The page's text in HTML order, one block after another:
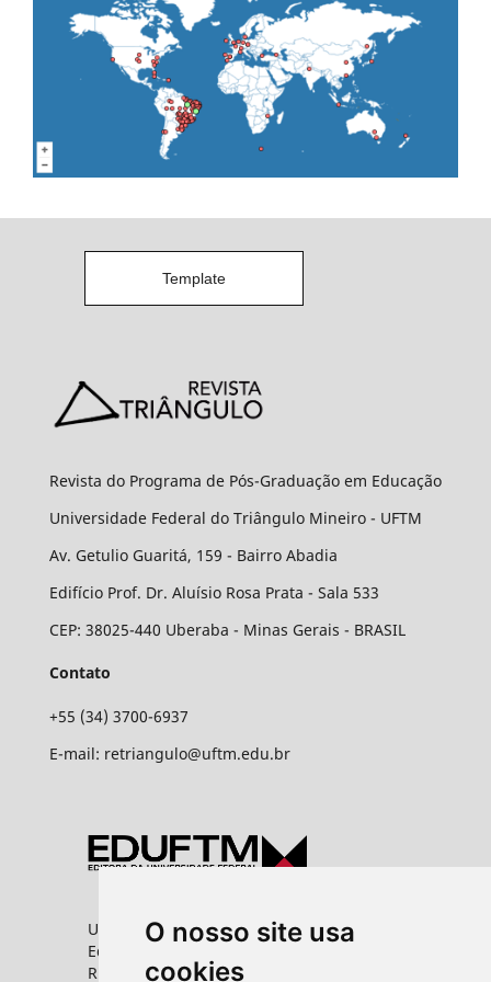
O nosso site usa
cookies
Template
Revista do Programa de Pós-Graduação em Educação
Universidade Federal do Triângulo Mineiro - UFTM
Av. Getulio Guaritá, 159 - Bairro Abadia
Edifício Prof. Dr. Aluísio Rosa Prata - Sala 533
CEP: 38025-440 Uberaba - Minas Gerais - BRASIL
Contato
+55 (34) 3700-6937
E-mail: retriangulo@uftm.edu.br
Universidade Federal do Triângulo Mineiro
Editora UFTM
Rua Vigário Carlos, 100 - Bairro Abadia